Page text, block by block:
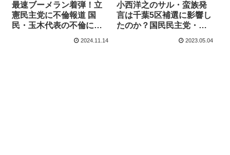
最速ブーメラン着弾！立
憲民主党に不倫報道 国
民・玉木代表の不倫にニ
幹事長は赤っ恥【KSLチ
2024.11.14
小西洋之のサル・蛮族発
言は千葉5区補選に影響し
たのか？国民民主党・榛
ら分析する立憲民主党の
2023.05.04